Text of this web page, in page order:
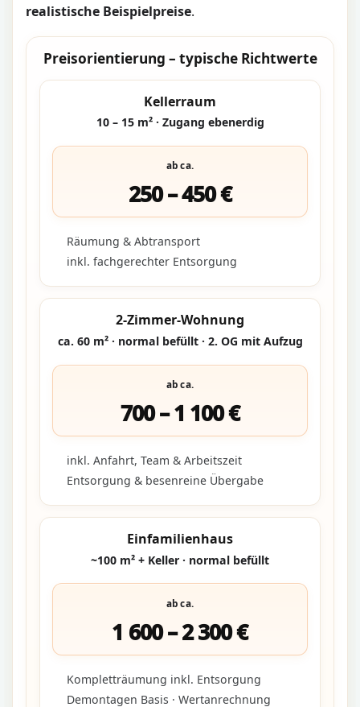
realistische Beispielpreise.
Preisorientierung – typische Richtwerte
Kellerraum
10 – 15 m² · Zugang ebenerdig
ab ca.
250 – 450 €
Räumung & Abtransport
inkl. fachgerechter Entsorgung
2-Zimmer-Wohnung
ca. 60 m² · normal befüllt · 2. OG mit Aufzug
ab ca.
700 – 1 100 €
inkl. Anfahrt, Team & Arbeitszeit
Entsorgung & besenreine Übergabe
Einfamilienhaus
~100 m² + Keller · normal befüllt
ab ca.
1 600 – 2 300 €
Kompletträumung inkl. Entsorgung
Demontagen Basis · Wertanrechnung